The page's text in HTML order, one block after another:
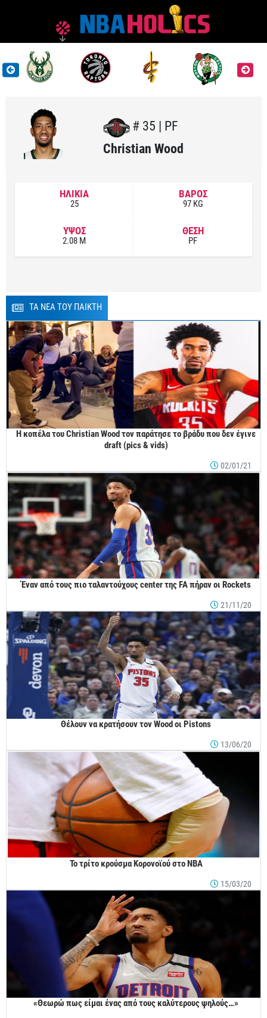
# 35 | PF
Christian Wood
ΗΛΙΚΙΑ
25
ΒΑΡΟΣ
97 KG
ΥΨΟΣ
2.08 M
ΘΕΣΗ
PF
ΤΑ ΝΕΑ ΤΟΥ ΠΑΙΚΤΗ
Η κοπέλα του Christian Wood τον παράτησε το βράδυ που δεν έγινε
draft (pics & vids)
02/01/21
Έναν από τους πιο ταλαντούχους center της FA πήραν οι Rockets
21/11/20
Θέλουν να κρατήσουν τον Wood οι Pistons
13/06/20
Το τρίτο κρούσμα Κορονοϊού στο ΝΒΑ
15/03/20
«Θεωρώ πως είμαι ένας από τους καλύτερους ψηλούς…»